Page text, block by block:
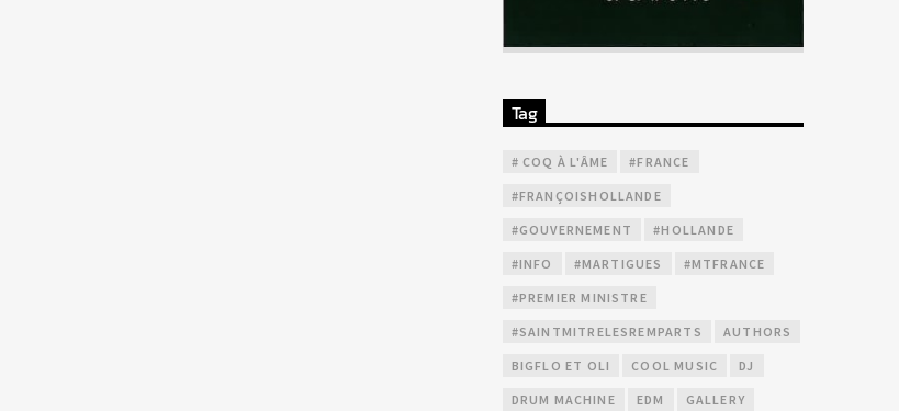
Tag
# COQ À L'ÂME #FRANCE
#FRANÇOISHOLLANDE
#GOUVERNEMENT #HOLLANDE
#INFO #MARTIGUES #MTFRANCE
#PREMIER MINISTRE
#SAINTMITRELESREMPARTS AUTHORS
BIGFLO ET OLI COOL MUSIC DJ
DRUM MACHINE EDM GALLERY